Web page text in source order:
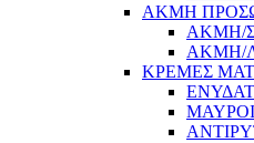
ΑΚΜΗ
ΑΚΜΗ/
ΑΚΜΗ/
ΚΡΕΜΕΣ